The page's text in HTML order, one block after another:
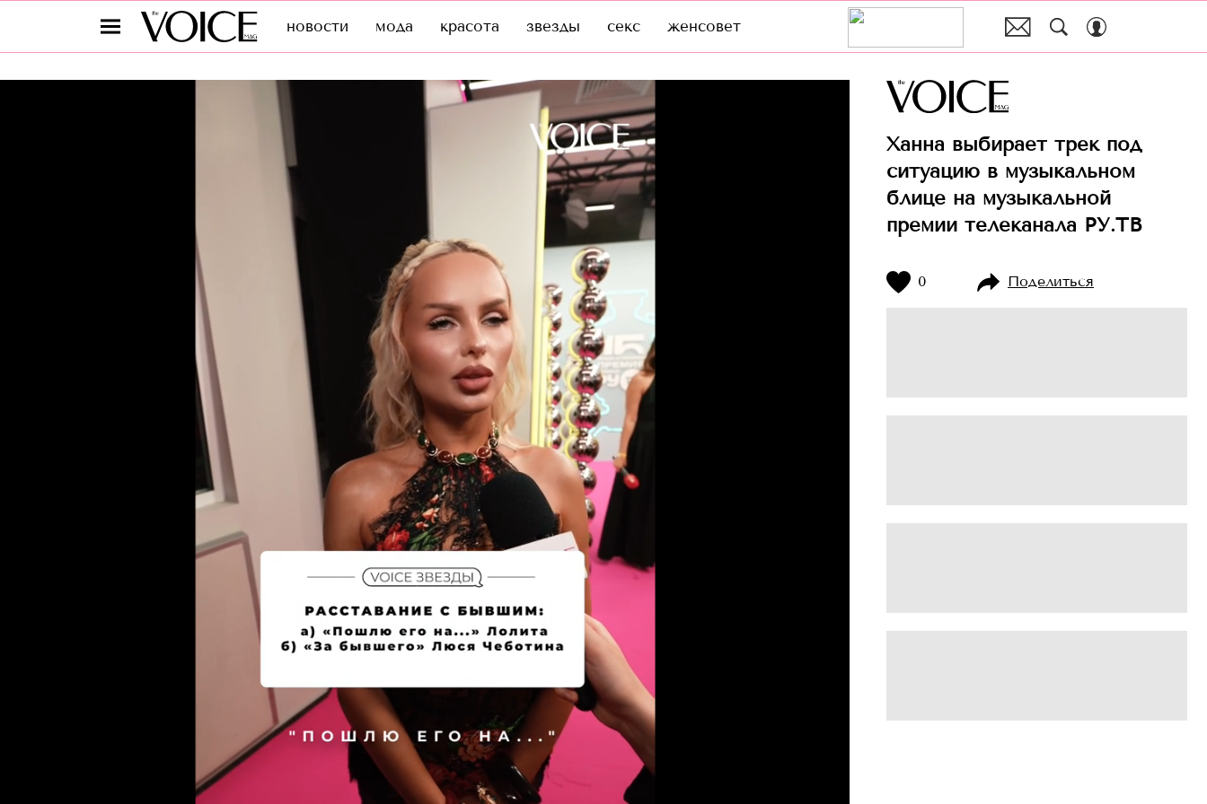
новости мода красота звезды секс женсовет
Ханна выбирает трек под
ситуацию в музыкальном
блице на музыкальной
премии телеканала РУ.ТВ
0 Поделиться